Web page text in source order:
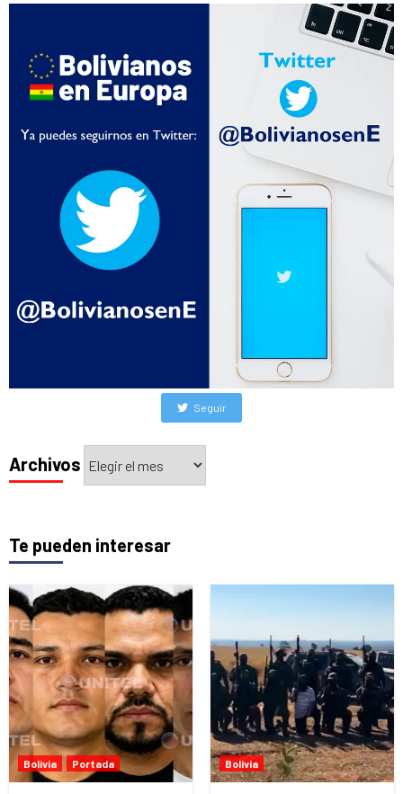
Seguir
Archivos
Archivos
Te pueden interesar
Bolivia Portada Bolivia